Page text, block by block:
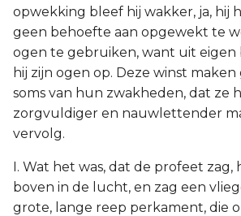
opwekking bleef hij wakker, ja, hij
geen behoefte aan opgewekt te
ogen te gebruiken, want uit
hij zijn ogen op. Deze winst
soms van hun zwakheden, dat ze
zorgvuldiger en nauwlettender
vervolg.
I. Wat het was, dat de profeet zag,
boven in de lucht, en zag een
grote, lange reep perkament, die